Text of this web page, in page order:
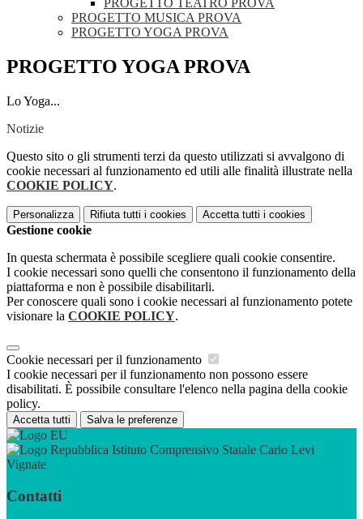
PROGETTO TEATRO PROVA
PROGETTO MUSICA PROVA
PROGETTO YOGA PROVA
PROGETTO YOGA PROVA
Lo Yoga...
Notizie
Questo sito o gli strumenti terzi da questo utilizzati si avvalgono di
cookie necessari al funzionamento ed utili alle finalità illustrate nella
COOKIE POLICY.
Personalizza Rifiuta tutti i cookies Accetta tutti i cookies
Gestione cookie
In questa schermata è possibile scegliere quali cookie consentire.
I cookie necessari sono quelli che consentono il funzionamento della
piattaforma e non è possibile disabilitarli.
Per conoscere quali sono i cookie necessari al funzionamento potete
visionare la COOKIE POLICY.
Cookie necessari per il funzionamento
I cookie necessari per il funzionamento non possono essere
disabilitati. È possibile consultare l'elenco nella pagina della cookie
policy.
Accetta tutti Salva le preferenze
Istituto Comprensivo Statale Carlo Levi
Vignate
Contatti